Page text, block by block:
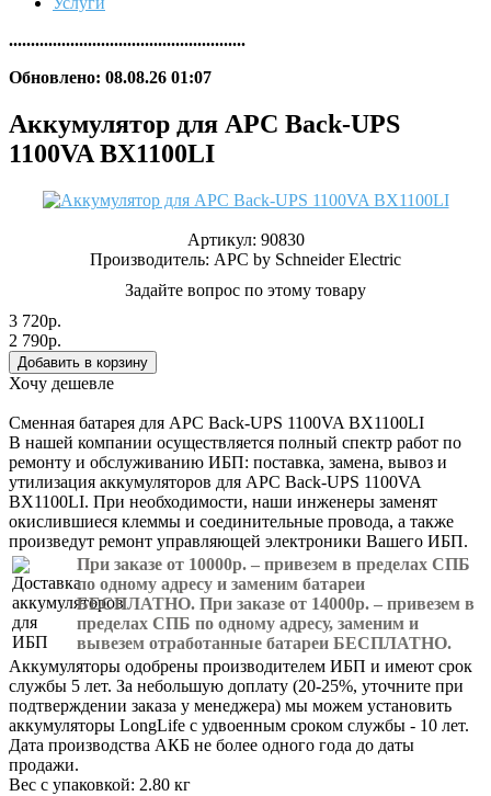
......................................................
Обновлено: 08.08.26 01:07
Аккумулятор для APC Back-UPS
1100VA BX1100LI
Артикул: 90830
Производитель: APC by Schneider Electric
Задайте вопрос по этому товару
3 720р.
2 790р.
Хочу дешевле
Сменная батарея для APC Back-UPS 1100VA BX1100LI
В нашей компании осуществляется полный спектр работ по
ремонту и обслуживанию ИБП: поставка, замена, вывоз и
утилизация аккумуляторов для APC Back-UPS 1100VA
BX1100LI. При необходимости, наши инженеры заменят
окислившиеся клеммы и соединительные провода, а также
произведут ремонт управляющей электроники Вашего ИБП.
При заказе от 10000р. – привезем в пределах СПБ
по одному адресу и заменим батареи
БЕСПЛАТНО. При заказе от 14000р. – привезем в
пределах СПБ по одному адресу, заменим и
вывезем отработанные батареи БЕСПЛАТНО.
Аккумуляторы одобрены производителем ИБП и имеют срок
службы 5 лет. За небольшую доплату (20-25%, уточните при
подтверждении заказа у менеджера) мы можем установить
аккумуляторы LongLife с удвоенным сроком службы - 10 лет.
Дата производства АКБ не более одного года до даты
продажи.
Вес с упаковкой: 2.80 кг